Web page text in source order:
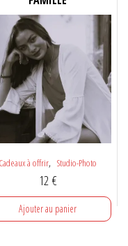
Cadeaux à offrir, Studio-Photo
12€
Ajouter au panier